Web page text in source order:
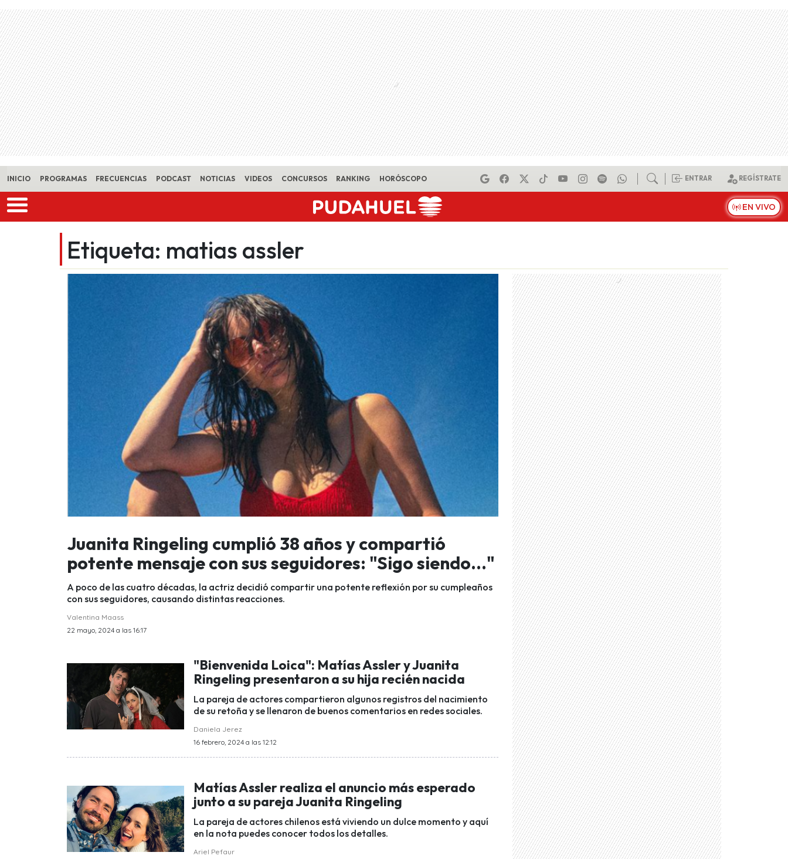
Skip to main content
INICIO PROGRAMAS FRECUENCIAS PODCAST NOTICIAS VIDEOS CONCURSOS RANKING HORÓSCOPO ENTRAR REGÍSTRATE
EN VIVO
Etiqueta: matias assler
Juanita Ringeling cumplió 38 años y compartió
potente mensaje con sus seguidores: "Sigo siendo..."
A poco de las cuatro décadas, la actriz decidió compartir una potente reflexión por su cumpleaños
con sus seguidores, causando distintas reacciones.
Valentina Maass
22 mayo, 2024 a las 16:17
"Bienvenida Loica": Matías Assler y Juanita
Ringeling presentaron a su hija recién nacida
La pareja de actores compartieron algunos registros del nacimiento
de su retoña y se llenaron de buenos comentarios en redes sociales.
Daniela Jerez
16 febrero, 2024 a las 12:12
Matías Assler realiza el anuncio más esperado
junto a su pareja Juanita Ringeling
La pareja de actores chilenos está viviendo un dulce momento y aquí
en la nota puedes conocer todos los detalles.
Ariel Pefaur